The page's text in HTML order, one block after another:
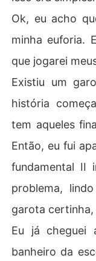
Ok, eu acho
minha euforia.
que jogarei
Existiu um
história
tem aqueles
Então, eu fui
fundamental II
problema,
garota certinha,
Eu já cheguei
banheiro da